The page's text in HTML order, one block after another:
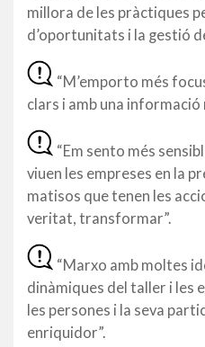
millora de les pràctiques
d’oportunitats i la gestió
“M’emporto més
clars i amb una informació
“Em sento més
viuen les empreses en la
matisos que tenen les
veritat, transformar”.
“Marxo amb moltes
dinàmiques del taller i les
les persones i la seva
enriquidor”.